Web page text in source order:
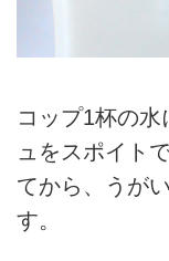
コップ1杯の
ュをスポイト
てから、うが
す。